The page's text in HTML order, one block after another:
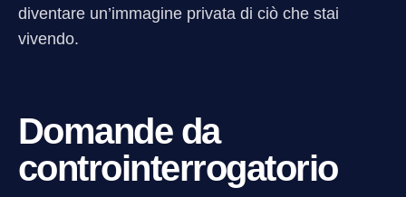
diventare un’immagine privata di ciò che stai
vivendo.
Domande da
controinterrogatorio